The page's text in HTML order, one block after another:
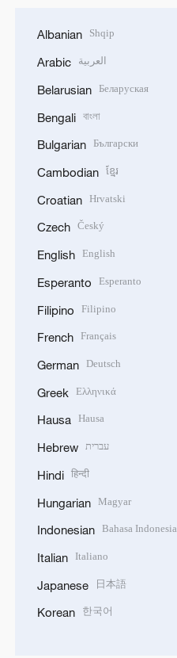
Albanian Shqip
Arabic العربية
Belarusian Беларуская
Bengali বাংলা
Bulgarian Български
Cambodian ខ្មែរ
Croatian Hrvatski
Czech Český
English English
Esperanto Esperanto
Filipino Filipino
French Français
German Deutsch
Greek Ελληνικά
Hausa Hausa
Hebrew עברית
Hindi हिन्दी
Hungarian Magyar
Indonesian Bahasa Indonesia
Italian Italiano
Japanese 日本語
Korean 한국어